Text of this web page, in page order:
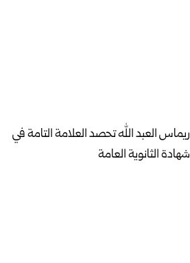
ريماس العبد الله تحصد العلامة التامة في
شهادة الثانوية العامة